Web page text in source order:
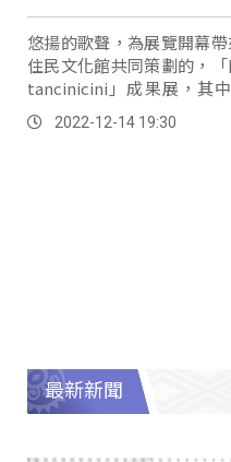
悠揚的歌聲，為展覽開幕
住民文化館共同策劃的，
tancinicini」成果展，其
組，將學生在部落學習到
術家設計裝置藝術，為場館
2022-12-14 19:30
最新新聞